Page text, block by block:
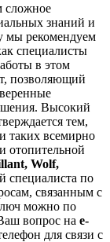
сложное
знаний и
мы рекомендуем
специалисты
в этом
позволяющий
Высокий
тем,
таких всемирно
отопительной
Wolf,
специалиста по
связанным с
можно по
вопрос на e-
для связи с